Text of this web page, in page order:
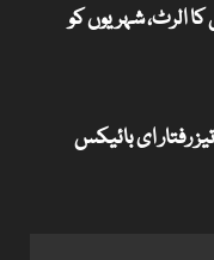
الرٹ، شہریوں کو
رفتار ای بائیکس